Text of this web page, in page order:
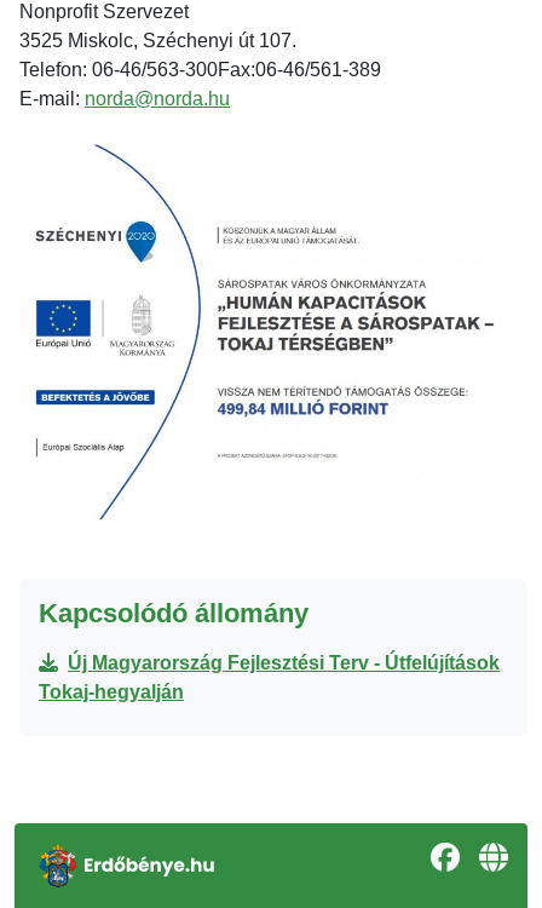
Nonprofit Szervezet
3525 Miskolc, Széchenyi út 107.
Telefon: 06-46/563-300Fax:06-46/561-389
E-mail: norda@norda.hu
Kapcsolódó állomány
Új Magyarország Fejlesztési Terv - Útfelújítások
Tokaj-hegyalján